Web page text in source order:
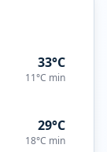
33°C
11°C min
29°C
18°C min